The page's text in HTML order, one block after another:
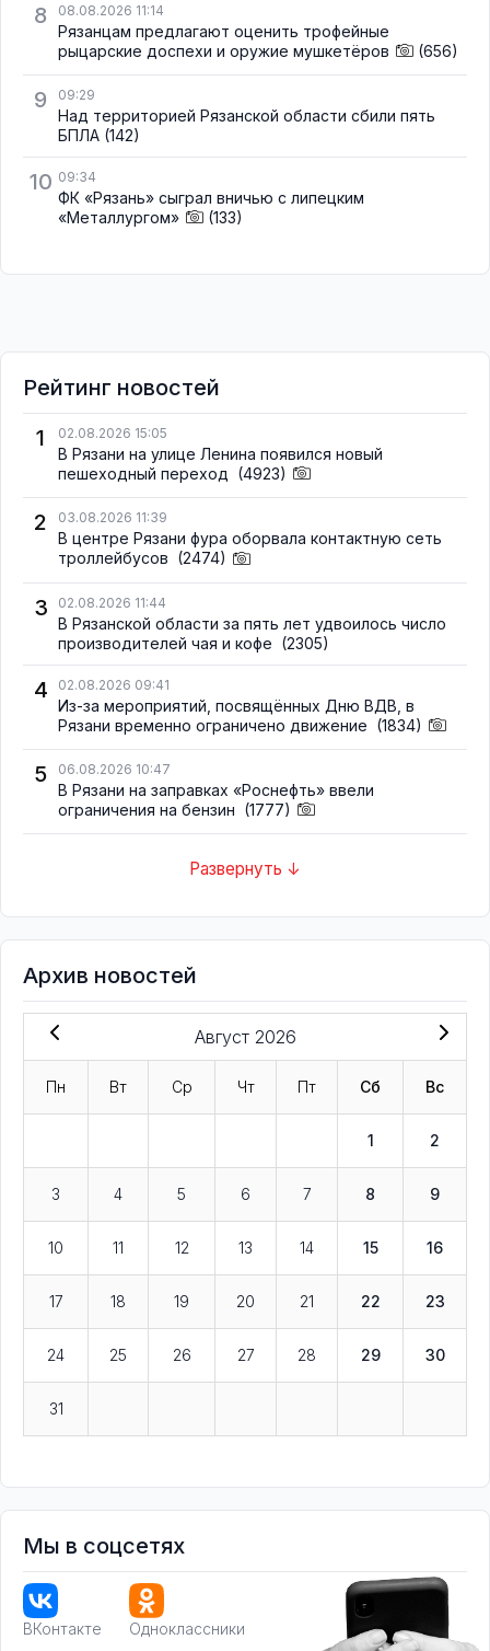
8 08.08.2026 11:14
Рязанцам предлагают оценить трофейные
рыцарские доспехи и оружие мушкетёров
(656)
9 09:29
Над территорией Рязанской области сбили пять
БПЛА (142)
10 09:34
ФК «Рязань» сыграл вничью с липецким
«Металлургом»
(133)
Рейтинг новостей
1
02.08.2026 15:05
В Рязани на улице Ленина появился новый
пешеходный переход (4923)
2 03.08.2026 11:39
В центре Рязани фура оборвала контактную сеть
троллейбусов (2474)
3 02.08.2026 11:44
В Рязанской области за пять лет удвоилось число
производителей чая и кофе (2305)
4 02.08.2026 09:41
Из-за мероприятий, посвящённых Дню ВДВ, в
Рязани временно ограничено движение (1834)
5 06.08.2026 10:47
В Рязани на заправках «Роснефть» ввели
ограничения на бензин (1777)
Развернуть ↓
Архив новостей
Август 2026
Пн Вт Ср Чт Пт Сб Вс
1 2
3 4 5 6 7 8 9
10 11 12 13 14 15 16
17 18 19 20 21 22 23
24 25 26 27 28 29 30
31
Мы в соцсетях
ВКонтакте Одноклассники